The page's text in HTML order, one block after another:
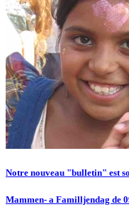
Notre nouveau "bulletin" est
Mammen- a Familljendag de